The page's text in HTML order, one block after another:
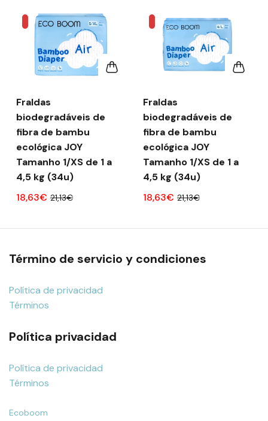
Fraldas
biodegradáveis ​​de
fibra de bambu
ecológica JOY
Tamanho 1/XS de 1 a
4,5 kg (34u)
18,63€ 21,13€
Fraldas
biodegradáveis ​​de
fibra de bambu
ecológica JOY
Tamanho 1/XS de 1 a
4,5 kg (34u)
18,63€ 21,13€
Término de servicio y condiciones
Política de privacidad
Términos
Política privacidad
Política de privacidad
Términos
Ecoboom